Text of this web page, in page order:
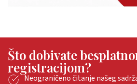
Što dobivate
registracijom?
Neograničeno čitanje našeg